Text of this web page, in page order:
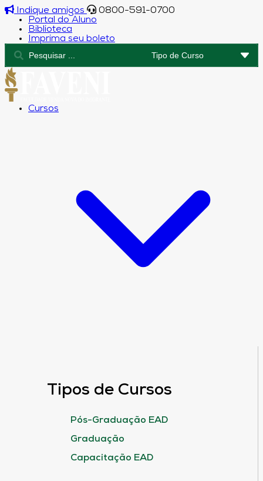
Indique amigos
0800-591-0700
Portal do Aluno
Biblioteca
Imprima seu boleto
Cursos
Tipos de Cursos
Pós-Graduação EAD
Graduação
Capacitação EAD